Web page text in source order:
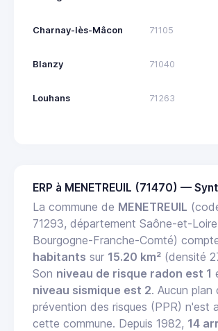
Charnay-lès-Mâcon 71105
Blanzy 71040
Louhans 71263
ERP à MENETREUIL (71470) —
La commune de MENETREUIL
71293, département Saône-et-
Bourgogne-Franche-Comté)
habitants sur 15.20 km² (densité
Son niveau de risque radon est 1
niveau sismique est 2. Aucun plan
prévention des risques (PPR) n'est
cette commune. Depuis 1982, 14